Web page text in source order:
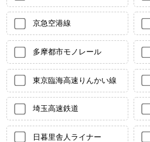
京急空港線
多摩都市モノレール
東京臨海高速りんかい線
埼玉高速鉄道
日暮里舎人ライナー